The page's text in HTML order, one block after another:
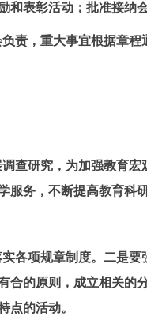
表彰活动；批准接纳
责，重大事宜根据章
查研究，为加强教育
务，不断提高教育科研
各项规章制度。二是
的原则，成立相关的
点的活动。